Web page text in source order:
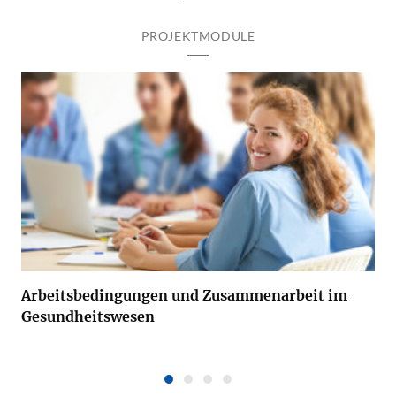
PROJEKTMODULE
Arbeitsbedingungen und Zusammenarbeit im
Gesundheitswesen